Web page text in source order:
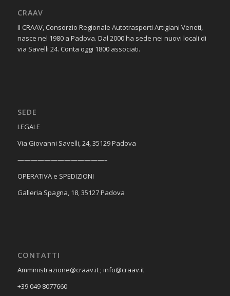
CRAAV
Il CRAAV, Consorzio Regionale Autotrasporti Artigiani Veneti,
nasce nel 1980 a Padova. Dal 2000 ha sede nei nuovi locali di
via Savelli 24. Conta oggi 1800 associati.
SEDE
​LEGALE
Via Giovanni Savelli, 24, 35129 Padova
—————————————–
OPERATIVA e SPEDIZIONI
Galleria Spagna, 18, 35127 Padova
CONTATTI
Amministrazione@craav.it ; info@craav.it
+39 049 8077660